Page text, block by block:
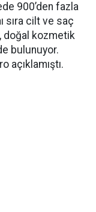
900’den fazla
sıra cilt ve saç
doğal kozmetik
bulunuyor.
açıklamıştı.